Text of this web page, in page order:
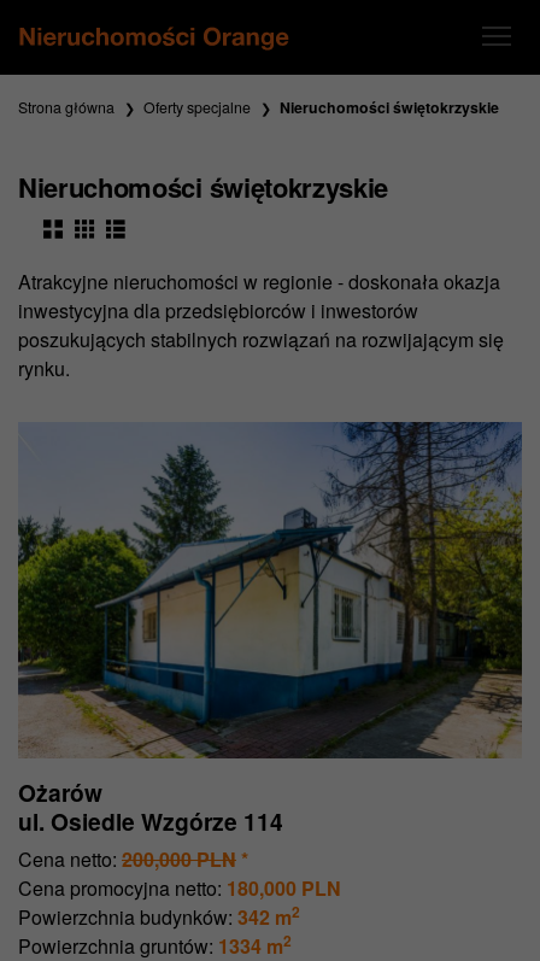
Strona główna Oferty specjalne Nieruchomości świętokrzyskie
Nieruchomości świętokrzyskie
Atrakcyjne nieruchomości w regionie - doskonała okazja
inwestycyjna dla przedsiębiorców i inwestorów
poszukujących stabilnych rozwiązań na rozwijającym się
rynku.
Ożarów
ul. Osiedle Wzgórze 114
Cena netto: 200,000 PLN*
Cena promocyjna netto: 180,000 PLN
Powierzchnia budynków: 342 m2
Powierzchnia gruntów: 1334 m2